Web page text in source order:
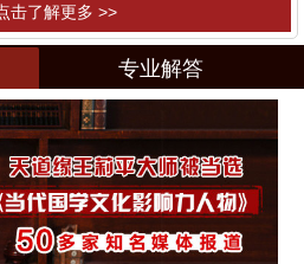
击了解更多 >>
专业解答